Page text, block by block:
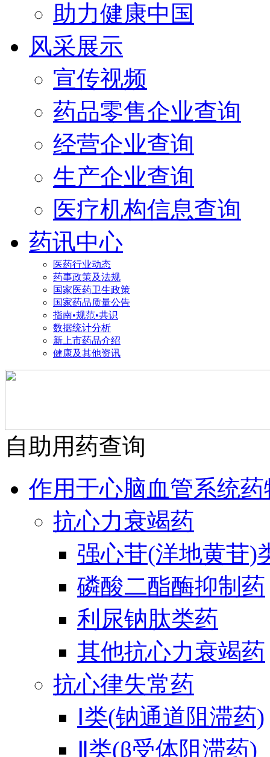
助力健康中国
风采展示
宣传视频
药品零售企业查询
经营企业查询
生产企业查询
医疗机构信息查询
药讯中心
医药行业动态
药事政策及法规
国家医药卫生政策
国家药品质量公告
指南•规范•共识
数据统计分析
新上市药品介绍
健康及其他资讯
自助用药查询
作用于心脑血管系统药
抗心力衰竭药
强心苷(洋地黄苷)
磷酸二酯酶抑制药
利尿钠肽类药
其他抗心力衰竭药
抗心律失常药
Ⅰ类(钠通道阻滞药)
Ⅱ类(β受体阻滞药)